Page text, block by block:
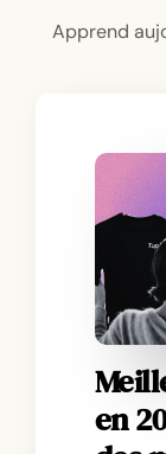
Apprend
en